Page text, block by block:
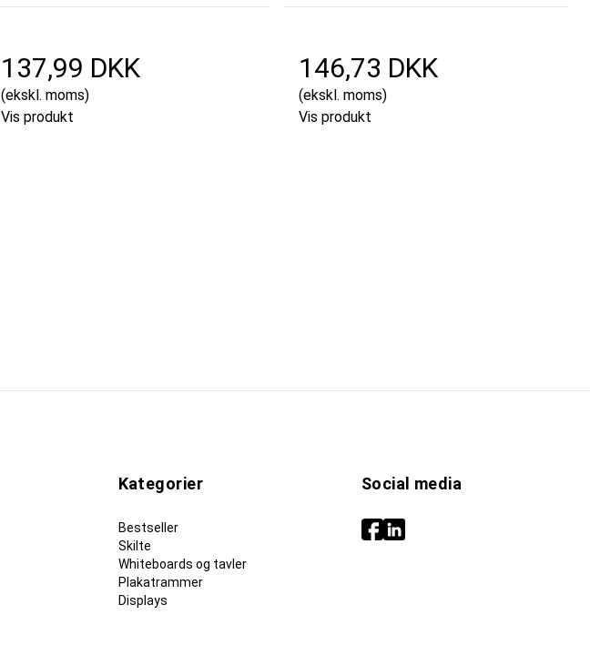
137,99 DKK
(ekskl. moms)
Vis produkt
146,73 DKK
(ekskl. moms)
Vis produkt
Kategorier
Bestseller
Skilte
Whiteboards og tavler
Plakatrammer
Displays
Social media